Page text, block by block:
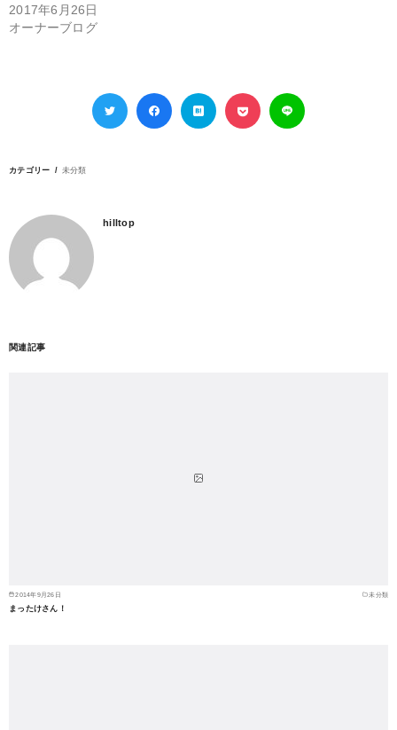
2017年6月26日
オーナーブログ
カテゴリー 未分類
hilltop
関連記事
2014年9月26日 未分類
まったけさん！